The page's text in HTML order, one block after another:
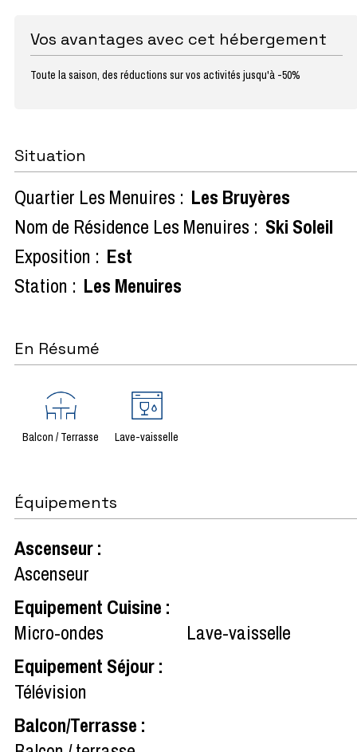
Vos avantages avec cet hébergement
Toute la saison, des réductions sur vos activités jusqu'à -50%
Situation
Quartier Les Menuires : Les Bruyères
Nom de Résidence Les Menuires : Ski Soleil
Exposition : Est
Station : Les Menuires
En Résumé
Balcon / Terrasse Lave-vaisselle
Équipements
Ascenseur:
Ascenseur
Equipement Cuisine :
Micro-ondes
Lave-vaisselle
Equipement Séjour:
Télévision
Balcon/Terrasse :